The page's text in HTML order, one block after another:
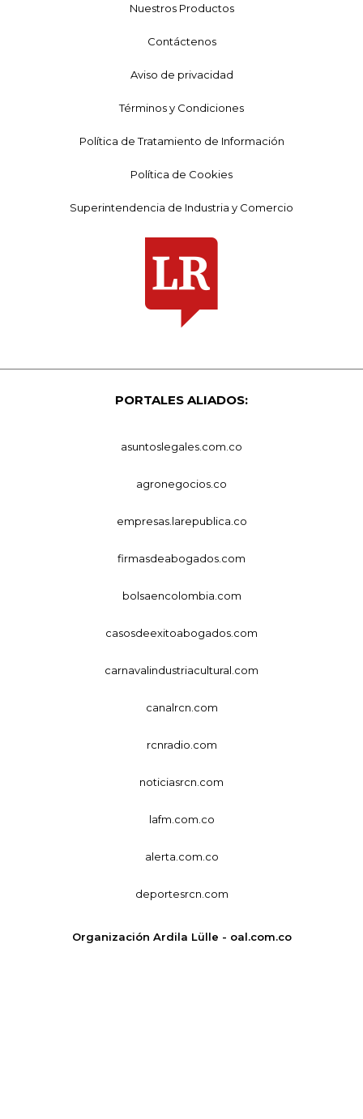
Nuestros Productos
Contáctenos
Aviso de privacidad
Términos y Condiciones
Política de Tratamiento de Información
Política de Cookies
Superintendencia de Industria y Comercio
PORTALES ALIADOS:
asuntoslegales.com.co
agronegocios.co
empresas.larepublica.co
firmasdeabogados.com
bolsaencolombia.com
casosdeexitoabogados.com
carnavalindustriacultural.com
canalrcn.com
rcnradio.com
noticiasrcn.com
lafm.com.co
alerta.com.co
deportesrcn.com
Organización Ardila Lülle - oal.com.co